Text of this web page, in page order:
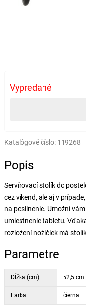
Vypredané
Katalógové číslo: 119268
Popis
Servírovací stolík do
cez víkend, ale aj v
na posilnenie. Umožní
umiestnenie tabletu.
rozložení nožičiek má
Parametre
Dĺžka (cm): 52,5 cm
Farba: čierna